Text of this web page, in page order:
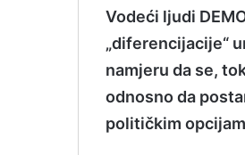
Vodeći ljudi
„diferencijacije“
namjeru da se,
odnosno da
političkim